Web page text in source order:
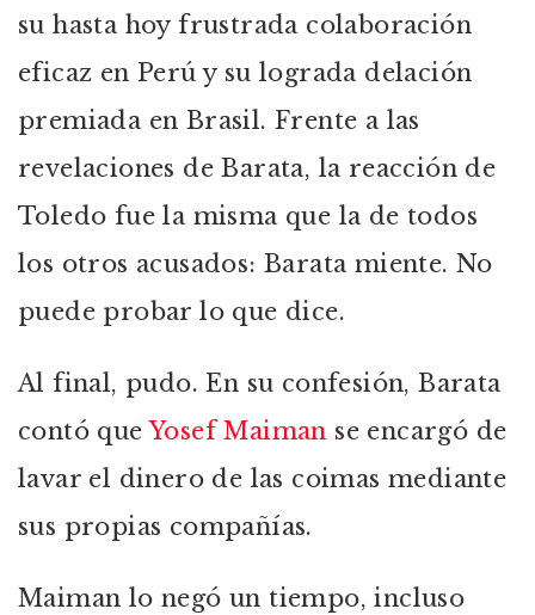
su hasta hoy frustrada colaboración
eficaz en Perú y su lograda delación
premiada en Brasil. Frente a las
revelaciones de Barata, la reacción de
Toledo fue la misma que la de todos
los otros acusados: Barata miente. No
puede probar lo que dice.
Al final, pudo. En su confesión, Barata
contó queYosef Maiman se encargó de
lavar el dinero de las coimas mediante
sus propias compañías.
Maiman lo negó un tiempo, incluso